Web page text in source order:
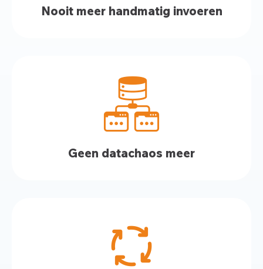
Nooit meer handmatig invoeren
Geen datachaos meer